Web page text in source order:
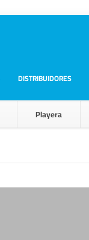
DISTRIBUIDORES
Playera